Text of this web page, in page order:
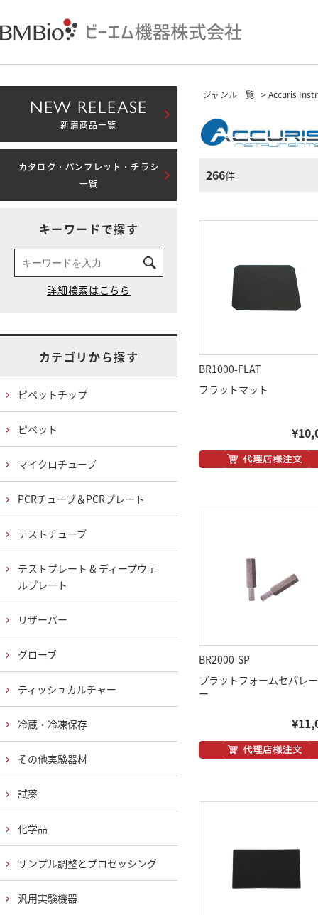
ジャンル一覧 > Accuris
266件
BR1000-FLAT
フラットマット
BR2000-SP
プラットフォームセパレ
ー
NEW RELEASE
新着商品一覧
カタログ・パンフレット・チラシ
一覧
キーワードで探す
カテゴリから探す
ピペットチップ
ピペット
マイクロチューブ
PCRチューブ＆PCRプレート
テストチューブ
テストプレート & ディープウェ
ルプレート
リザーバー
グローブ
ティッシュカルチャー
冷蔵・冷凍保存
その他実験器材
試薬
化学品
サンプル調整とプロセッシング
汎用実験機器